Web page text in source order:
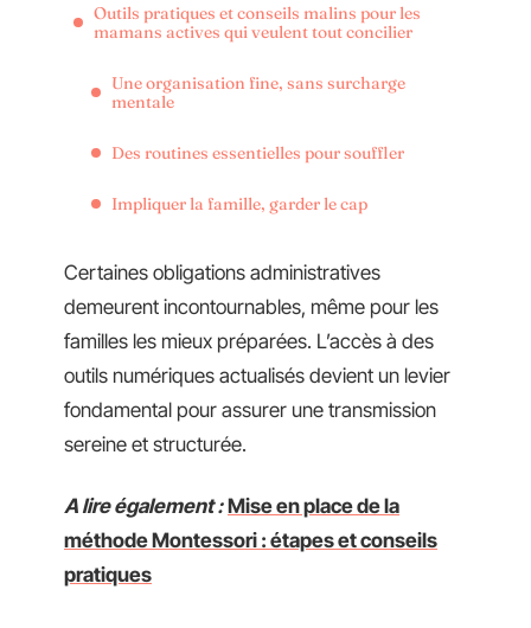
Outils pratiques et conseils malins pour les
mamans actives qui veulent tout concilier
Une organisation fine, sans surcharge
mentale
Des routines essentielles pour souffler
Impliquer la famille, garder le cap
Certaines obligations administratives
demeurent incontournables, même pour les
familles les mieux préparées. L’accès à des
outils numériques actualisés devient un levier
fondamental pour assurer une transmission
sereine et structurée.
A lire également : Mise en place de la
méthode Montessori : étapes et conseils
pratiques